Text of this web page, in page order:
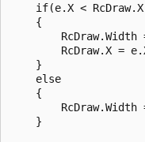
if(e.X <
    {
RcDraw.Width
RcDraw.X =
    }
    else
    {
RcDraw.Width
    }